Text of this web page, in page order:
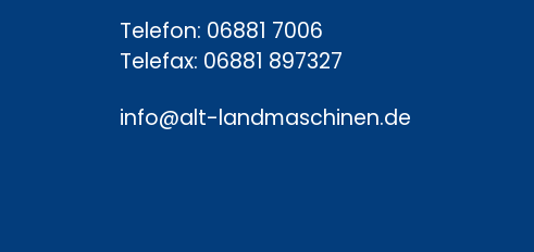
Telefon: 06881 7006
Telefax: 06881 897327
info@alt-landmaschinen.de